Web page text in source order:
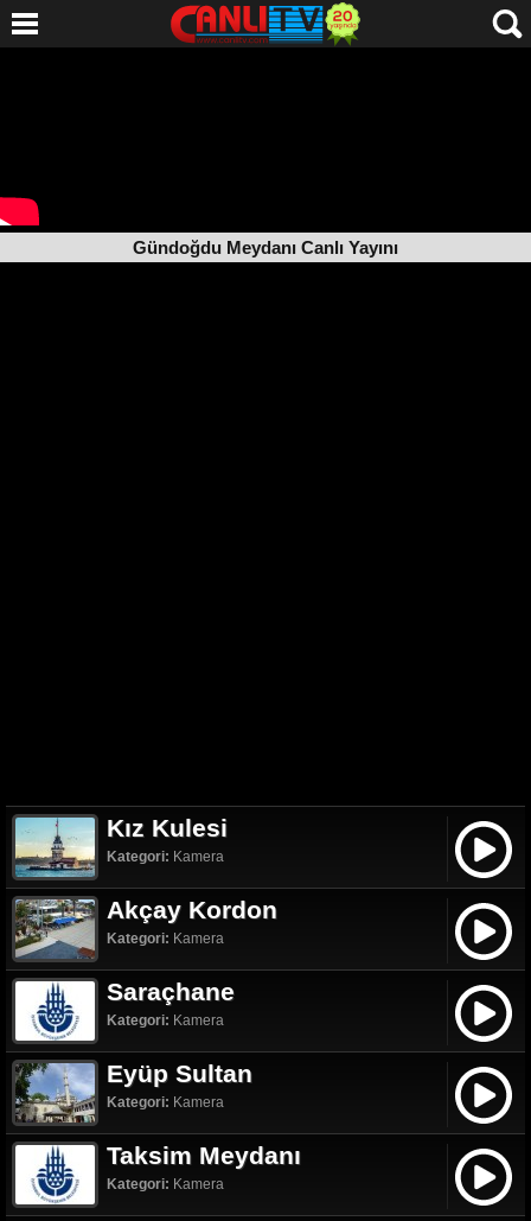
Gündoğdu Meydanı Canlı Yayını
Kız Kulesi
Kategori: Kamera
Akçay Kordon
Kategori: Kamera
Saraçhane
Kategori: Kamera
Eyüp Sultan
Kategori: Kamera
Taksim Meydanı
Kategori: Kamera